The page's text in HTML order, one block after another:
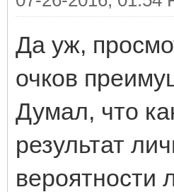
Да уж,
очков
Думал, что
результат
вероятности